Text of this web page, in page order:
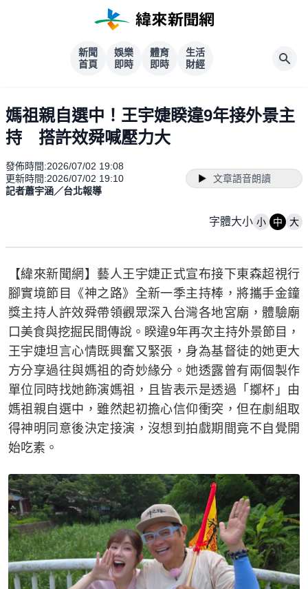
新聞
首頁
娛樂
即時
體育
即時
生活
財經
媽祖親自選中！王宇婕睽違9年接外景主
持 搭許效舜喊壓力大
發佈時間:2026/07/02 19:08
更新時間:2026/07/02 19:10
記者蕭宇涵／台北報導
文章語音朗讀
字體大小 小 中 大
【緯來新聞網】藝人王宇婕正式宣布接下東森超視行
腳實境節目《神之路》全新一季主持棒，將攜手金鐘
獎主持人許效舜帶領觀眾深入台灣各地宮廟，體驗廟
口美食與挖掘民間傳說。睽違9年再次主持外景節目，
王宇婕坦言心情既興奮又緊張，身為基督徒的她更大
方分享過往與媽祖的奇妙緣分。她透露曾有兩個製作
單位同時找她飾演媽祖，且皆表示是透過「擲杯」由
媽祖親自選中，雖然起初擔心信仰衝突，但在劇組取
得神明同意後決定接演，沒想到拍戲期間竟不自覺開
始吃素。